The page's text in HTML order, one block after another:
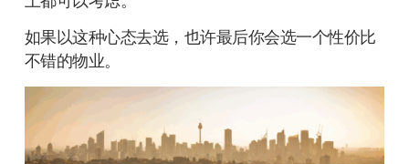
如果以这种心态去选，也许最后你会选一个性价比
不错的物业。